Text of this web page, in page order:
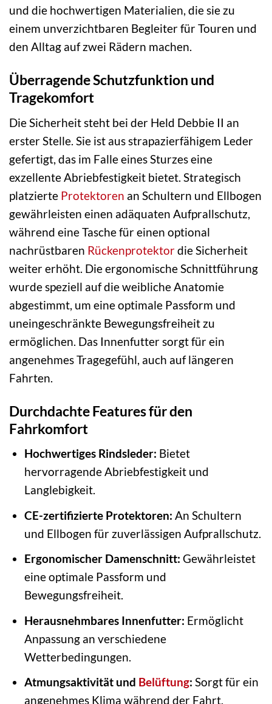
und die hochwertigen Materialien, die sie zu
einem unverzichtbaren Begleiter für Touren und
den Alltag auf zwei Rädern machen.
Überragende Schutzfunktion und
Tragekomfort
Die Sicherheit steht bei der Held Debbie II an
erster Stelle. Sie ist aus strapazierfähigem Leder
gefertigt, das im Falle eines Sturzes eine
exzellente Abriebfestigkeit bietet. Strategisch
platzierte Protektoren an Schultern und Ellbogen
gewährleisten einen adäquaten Aufprallschutz,
während eine Tasche für einen optional
nachrüstbaren Rückenprotektordie Sicherheit
weiter erhöht. Die ergonomische Schnittführung
wurde speziell auf die weibliche Anatomie
abgestimmt, um eine optimale Passform und
uneingeschränkte Bewegungsfreiheit zu
ermöglichen. Das Innenfutter sorgt für ein
angenehmes Tragegefühl, auch auf längeren
Fahrten.
Durchdachte Features für den
Fahrkomfort
Hochwertiges Rindsleder: Bietet
hervorragende Abriebfestigkeit und
Langlebigkeit.
CE-zertifizierte Protektoren: An Schultern
und Ellbogen für zuverlässigen Aufprallschutz.
Ergonomischer Damenschnitt: Gewährleistet
eine optimale Passform und
Bewegungsfreiheit.
Herausnehmbares Innenfutter: Ermöglicht
Anpassung an verschiedene
Wetterbedingungen.
Atmungsaktivität und Belüftung: Sorgt für ein
angenehmes Klima während der Fahrt.